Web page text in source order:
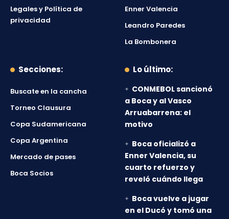
Legales y Política de
privacidad
Enner Valencia
Leandro Paredes
La Bombonera
Secciones:
Buscate en la cancha
Torneo Clausura
Copa Sudamericana
Copa Argentina
Mercado de pases
Boca Socios
Lo último:
CONMEBOL sancionó
a Boca y al Vasco
Arruabarrena: el
motivo
Boca oficializó a
Enner Valencia, su
cuarto refuerzo y
reveló cuándo llega
Boca vuelve a jugar
en el Ducó y tomó una